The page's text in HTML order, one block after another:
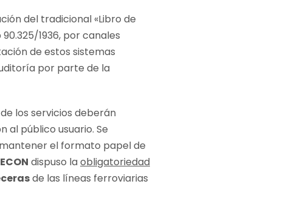
del tradicional «Libro de
1936, por canales
de estos sistemas
por parte de la
los servicios deberán
al público usuario. Se
el formato papel de
dispuso laobligatoriedad
de las líneas ferroviarias